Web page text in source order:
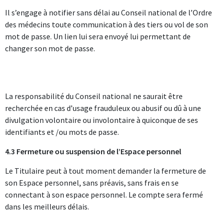
Il s’engage à notifier sans délai au Conseil national de l’Ordre
des médecins toute communication à des tiers ou vol de son
mot de passe. Un lien lui sera envoyé lui permettant de
changer son mot de passe.
La responsabilité du Conseil national ne saurait être
recherchée en cas d’usage frauduleux ou abusif ou dû à une
divulgation volontaire ou involontaire à quiconque de ses
identifiants et /ou mots de passe.
4.3 Fermeture ou suspension de l’Espace personnel
Le Titulaire peut à tout moment demander la fermeture de
son Espace personnel, sans préavis, sans frais en se
connectant à son espace personnel. Le compte sera fermé
dans les meilleurs délais.